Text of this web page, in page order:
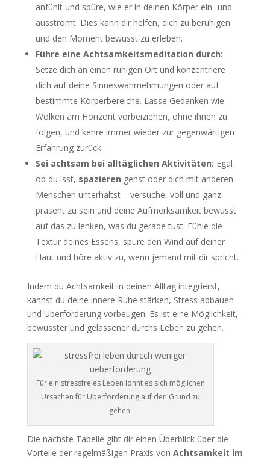
anfühlt und spüre, wie er in deinen Körper ein- und
ausströmt. Dies kann dir helfen, dich zu beruhigen
und den Moment bewusst zu erleben.
Führe eine Achtsamkeitsmeditation durch:
Setze dich an einen ruhigen Ort und konzentriere
dich auf deine Sinneswahrnehmungen oder auf
bestimmte Körperbereiche. Lasse Gedanken wie
Wolken am Horizont vorbeiziehen, ohne ihnen zu
folgen, und kehre immer wieder zur gegenwärtigen
Erfahrung zurück.
Sei achtsam bei alltäglichen Aktivitäten: Egal
ob du isst, spazieren gehst oder dich mit anderen
Menschen unterhältst – versuche, voll und ganz
präsent zu sein und deine Aufmerksamkeit bewusst
auf das zu lenken, was du gerade tust. Fühle die
Textur deines Essens, spüre den Wind auf deiner
Haut und höre aktiv zu, wenn jemand mit dir spricht.
Indem du Achtsamkeit in deinen Alltag integrierst,
kannst du deine innere Ruhe stärken, Stress abbauen
und Überforderung vorbeugen. Es ist eine Möglichkeit,
bewusster und gelassener durchs Leben zu gehen.
Für ein stressfreies Leben lohnt es sich möglichen
Ursachen für Überforderung auf den Grund zu
gehen.
Die nächste Tabelle gibt dir einen Überblick über die
Vorteile der regelmäßigen Praxis von Achtsamkeit im